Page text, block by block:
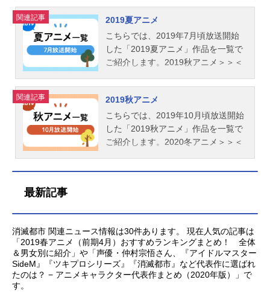
関連記事
2019夏アニメ
こちらでは、2019年7月頃放送開始
した「2019夏アニメ」作品を一覧で
ご紹介します。2019秋アニメ＞＞＜
関連記事
2019秋アニメ
こちらでは、2019年10月頃放送開始
した「2019秋アニメ」作品を一覧で
ご紹介します。2020冬アニメ＞＞＜
最新記事
消滅都市 関連ニュース情報は30件あります。 現在人気の記事は
「2019春アニメ（前期4月）おすすめランキングまとめ！ 全体
＆男女別に紹介」や「声優・仲村宗悟さん、『アイドルマスター
SideM』『ツキプロシリーズ』『消滅都市』など代表作に選ばれ
たのは？ − アニメキャラクター代表作まとめ（2020年版）」で
す。